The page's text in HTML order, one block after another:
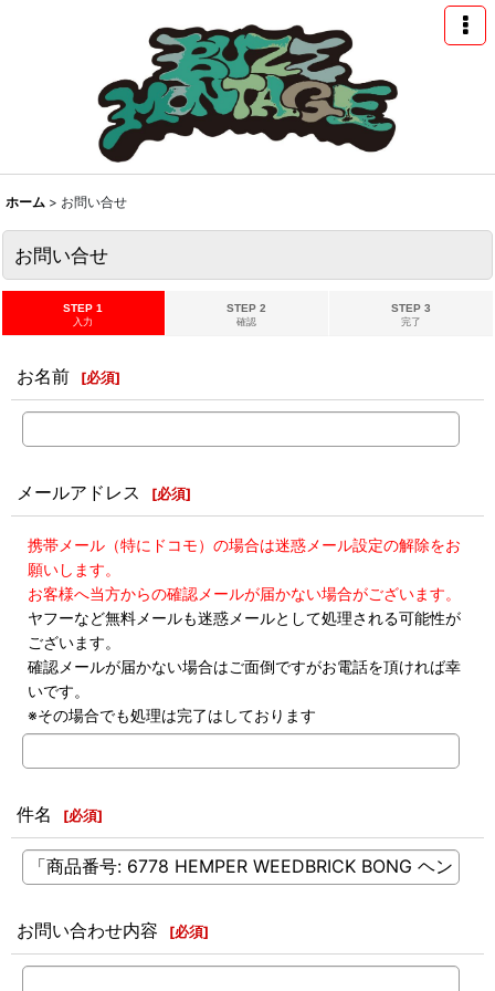
ホーム > お問い合せ
お問い合せ
STEP 1
入力
STEP 2
確認
STEP 3
完了
お名前 [必須]
メールアドレス [必須]
携帯メール（特にドコモ）の場合は迷惑メール設定の解除をお
願いします。
お客様へ当方からの確認メールが届かない場合がございます。
ヤフーなど無料メールも迷惑メールとして処理される可能性が
ございます。
確認メールが届かない場合はご面倒ですがお電話を頂ければ幸
いです。
※その場合でも処理は完了はしております
件名 [必須]
お問い合わせ内容 [必須]